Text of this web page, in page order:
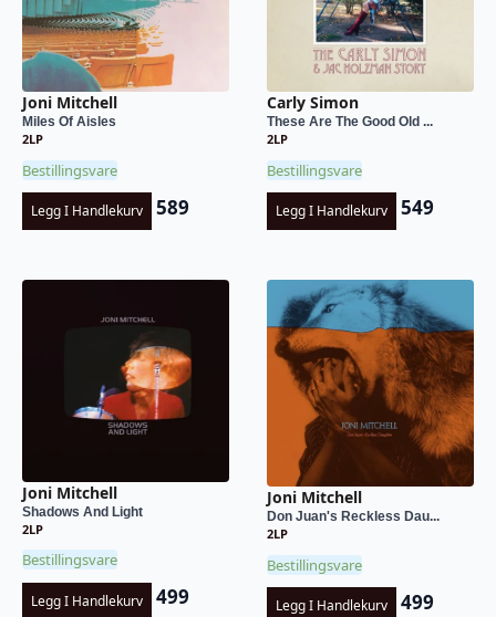
Joni Mitchell
Miles Of Aisles
2LP
Bestillingsvare
Legg I Handlekurv 589
Carly Simon
These Are The Good Old ...
2LP
Bestillingsvare
Legg I Handlekurv 549
Joni Mitchell
Shadows And Light
2LP
Bestillingsvare
Legg I Handlekurv 499
Joni Mitchell
Don Juan's Reckless Dau...
2LP
Bestillingsvare
Legg I Handlekurv 499